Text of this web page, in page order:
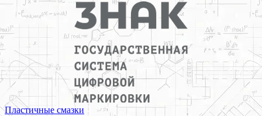
Пластичные смазки